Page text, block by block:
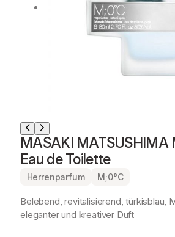
MASAKI MATSUSHIMA
Eau de Toilette
Herrenparfum M;0°C
Belebend, revitalisierend, türkisblau,
eleganter und kreativer Duft